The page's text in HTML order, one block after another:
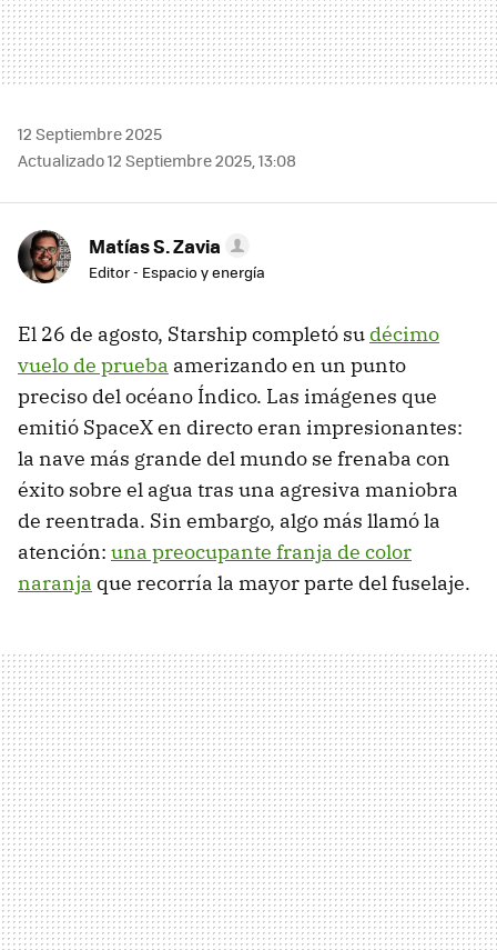
12 Septiembre 2025
Actualizado 12 Septiembre 2025, 13:08
Matías S. Zavia
Editor - Espacio y energía
El 26 de agosto, Starship completó su décimo
vuelo de prueba amerizando en un punto
preciso del océano Índico. Las imágenes que
emitió SpaceX en directo eran impresionantes:
la nave más grande del mundo se frenaba con
éxito sobre el agua tras una agresiva maniobra
de reentrada. Sin embargo, algo más llamó la
atención: una preocupante franja de color
naranja que recorría la mayor parte del fuselaje.